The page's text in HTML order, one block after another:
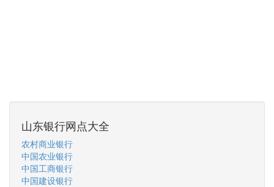
山东银行网点大全
农村商业银行
中国农业银行
中国工商银行
中国建设银行